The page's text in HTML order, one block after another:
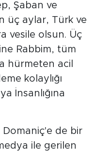
Şaban ve
üç aylar, Türk ve
vesile olsun. Üç
Rabbim, tüm
hürmeten acil
kolaylığı
İnsanlığına
Domaniç'e de bir
ile gerilen